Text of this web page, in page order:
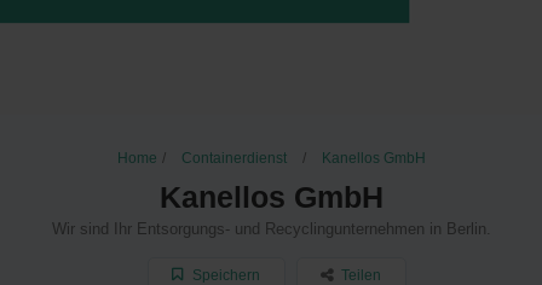
Home Containerdienst Kanellos GmbH
Kanellos GmbH
Wir sind Ihr Entsorgungs- und Recyclingunternehmen in Berlin.
Speichern Teilen